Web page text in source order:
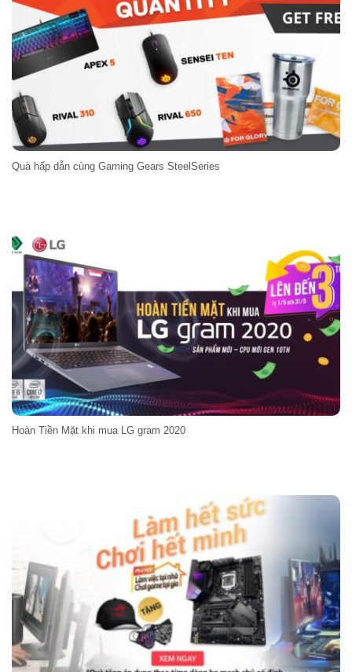
Quà hấp dẫn cùng Gaming Gears SteelSeries
Hoàn Tiền Mặt khi mua LG gram 2020